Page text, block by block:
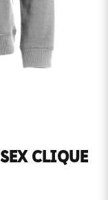
CLIQUE